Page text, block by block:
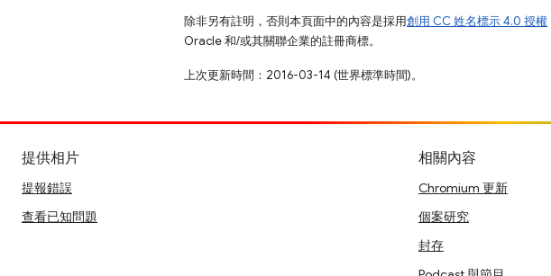
除非另有註明，否則本頁面中的內容是採用創用 CC 姓名標示 4.0 授權
Oracle 和/或其關聯企業的註冊商標。
上次更新時間：2016-03-14 (世界標準時間)。
提供相片
提報錯誤
查看已知問題
相關內容
Chromium 更新
個案研究
封存